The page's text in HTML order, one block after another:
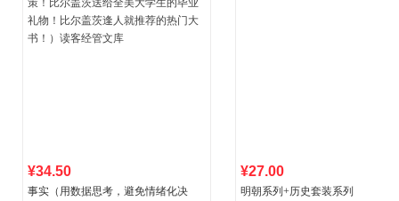
¥34.50
事实（用数据思考，避免情绪化决
¥27.00
明朝系列+历史套装系列